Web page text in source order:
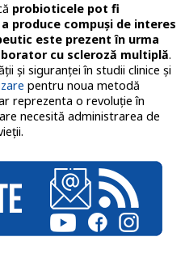
probioticele pot fi
produce compuşi de interes
este prezent în urma
cu scleroză multiplă.
şi siguranţei în studii clinice şi
pentru noua metodă
reprezenta o revoluție în
necesită administrarea de